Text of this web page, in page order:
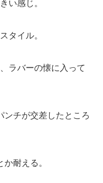
い感じ。
タイル。
ラバーの懐に入って
ンチが交差したところ
耐える。